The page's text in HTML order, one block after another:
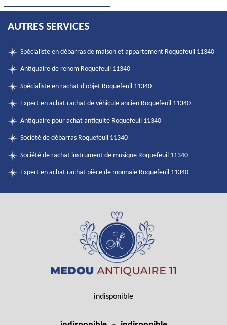
AUTRES SERVICES
Spécialiste en débarras de maison et appartement Roquefeuil 11340
Antiquaire de renom Roquefeuil 11340
Spécialiste en rachat d'objet Roquefeuil 11340
Expert en achat rachat de véhicule ancien Roquefeuil 11340
Antiquaire pour achat antiquité Roquefeuil 11340
Société de débarras Roquefeuil 11340
Société de rachat instrument de musique Roquefeuil 11340
Expert en achat rachat pièce de monnaie Roquefeuil 11340
indisponible